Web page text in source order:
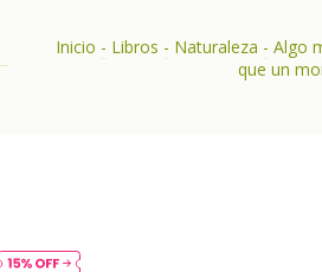
Inicio - Libros - Naturaleza - Algo
que un